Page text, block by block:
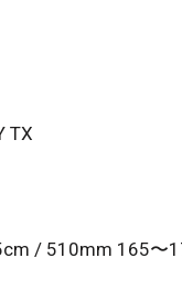
TX
/ 510mm 165〜